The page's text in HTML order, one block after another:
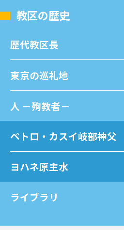
教区の歴史
歴代教区⻑
東京の巡礼地
⼈ －殉教者－
ペトロ・カスイ岐部神父
ヨハネ原主水
ライブラリ